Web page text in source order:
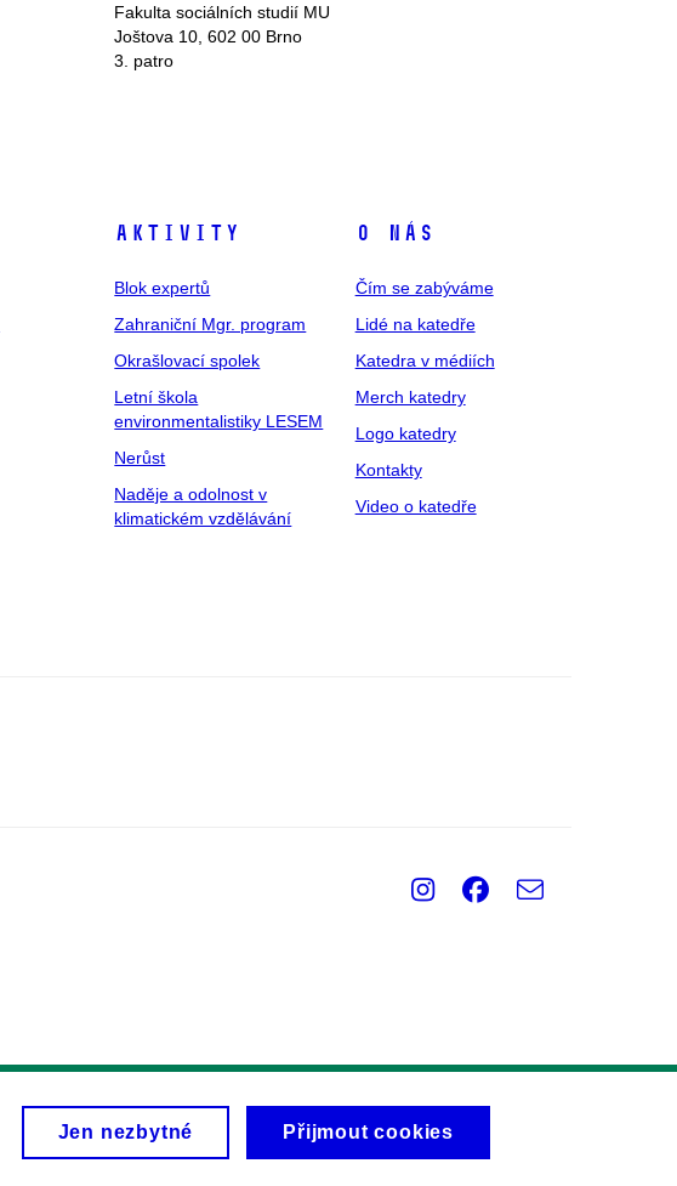
Fakulta sociálních studií MU
Joštova 10, 602 00 Brno
3. patro
Aktivity
Blok expertů
Zahraniční Mgr. program
Okrašlovací spolek
Letní škola
environmentalistiky LESEM
Nerůst
Naděje a odolnost v
klimatickém vzdělávání
O nás
Čím se zabýváme
Lidé na katedře
Katedra v médiích
Merch katedry
Logo katedry
Kontakty
Video o katedře
Instagram
Facebook
e-
Jen nezbytné Přijmout cookies